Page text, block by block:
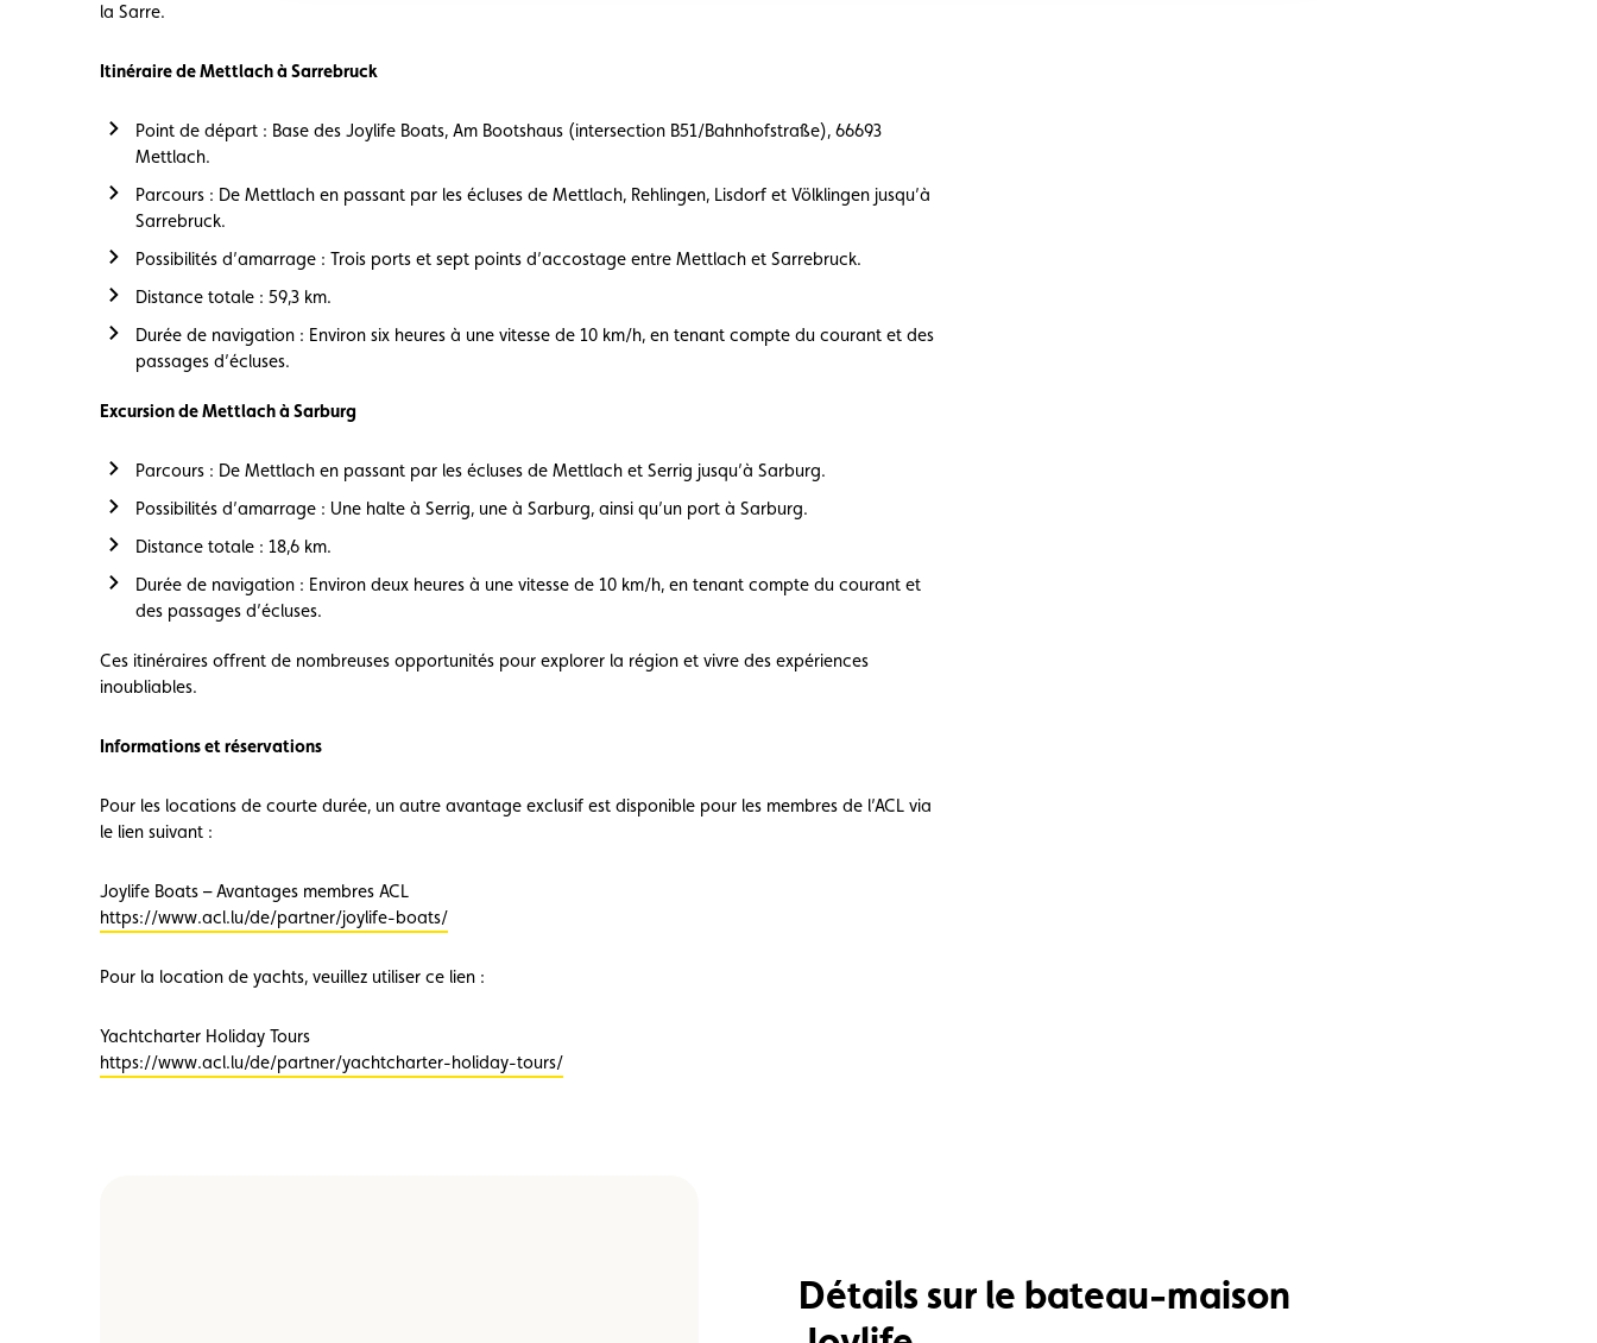
la Sarre.
Itinéraire de Mettlach à Sarrebruck
Point de départ : Base des Joylife Boats, Am Bootshaus (intersection B51/Bahnhofstraße), 66693
Mettlach.
Parcours : De Mettlach en passant par les écluses de Mettlach, Rehlingen, Lisdorf et Völklingen jusqu’à
Sarrebruck.
Possibilités d’amarrage : Trois ports et sept points d’accostage entre Mettlach et Sarrebruck.
Distance totale : 59,3 km.
Durée de navigation : Environ six heures à une vitesse de 10 km/h, en tenant compte du courant et des
passages d’écluses.
Excursion de Mettlach à Sarburg
Parcours : De Mettlach en passant par les écluses de Mettlach et Serrig jusqu’à Sarburg.
Possibilités d’amarrage : Une halte à Serrig, une à Sarburg, ainsi qu’un port à Sarburg.
Distance totale : 18,6 km.
Durée de navigation : Environ deux heures à une vitesse de 10 km/h, en tenant compte du courant et
des passages d’écluses.
Ces itinéraires offrent de nombreuses opportunités pour explorer la région et vivre des expériences
inoubliables.
Informations et réservations
Pour les locations de courte durée, un autre avantage exclusif est disponible pour les membres de l’ACL via
le lien suivant :
Joylife Boats – Avantages membres ACL
https://www.acl.lu/de/partner/joylife-boats/
Pour la location de yachts, veuillez utiliser ce lien :
Yachtcharter Holiday Tours
https://www.acl.lu/de/partner/yachtcharter-holiday-tours/
Détails sur le bateau-maison